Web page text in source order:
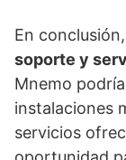
En
soporte y
Mnemo
instalaciones
servicios